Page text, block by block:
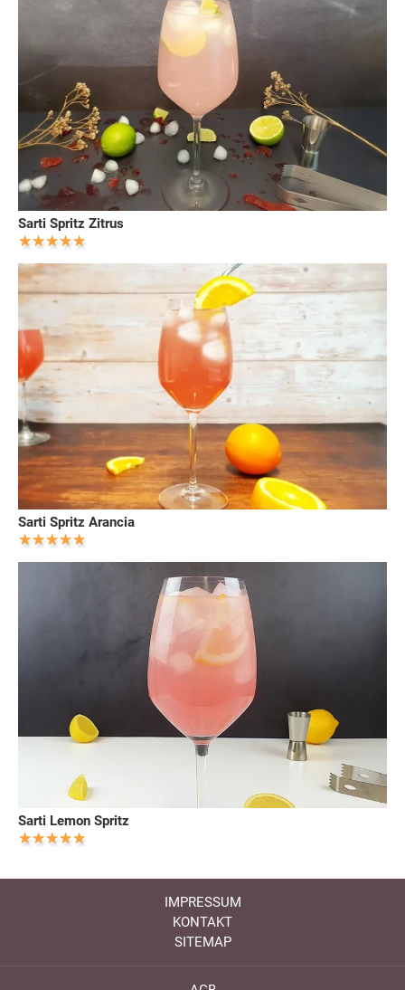
Sarti Spritz Zitrus
Sarti Spritz Arancia
Sarti Lemon Spritz
IMPRESSUM
KONTAKT
SITEMAP